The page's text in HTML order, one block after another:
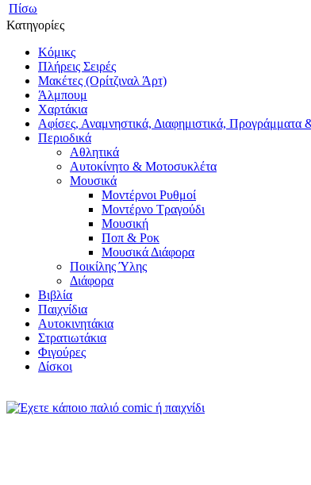
Πίσω
Κατηγορίες
Κόμικς
Πλήρεις Σειρές
Μακέτες (Ορίτζιναλ Άρτ)
Άλμπουμ
Χαρτάκια
Αφίσες, Αναμνηστικά, Διαφημιστικά, Προγράμματα
Περιοδικά
Αθλητικά
Αυτοκίνητο & Μοτοσυκλέτα
Μουσικά
Μοντέρνοι Ρυθμοί
Μοντέρνο Τραγούδι
Μουσική
Ποπ & Ροκ
Μουσικά Διάφορα
Ποικίλης Ύλης
Διάφορα
Βιβλία
Παιχνίδια
Αυτοκινητάκια
Στρατιωτάκια
Φιγούρες
Δίσκοι